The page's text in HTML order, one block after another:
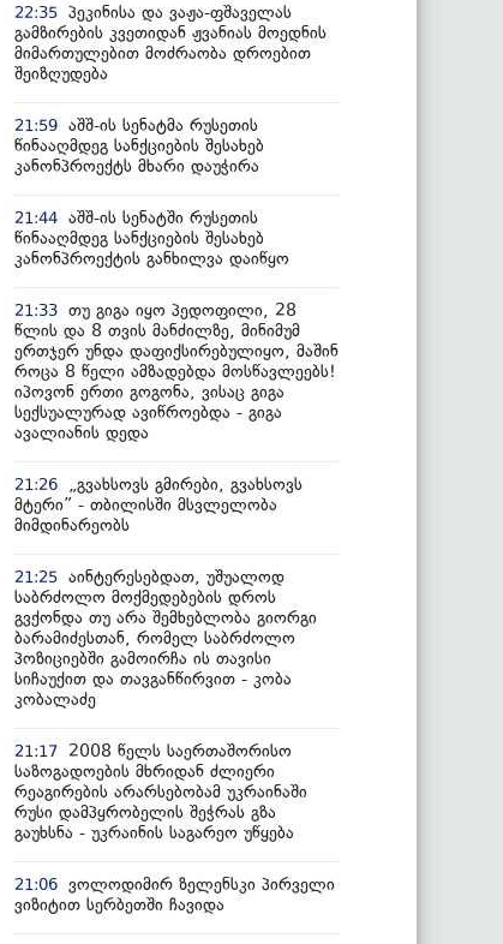
22:35 პეკინისა და ვაჟა-ფშაველას
გამზირების კვეთიდან ჟვანიას მოედნის
მიმართულებით მოძრაობა დროებით
შეიზღუდება
21:59 აშშ-ის სენატმა რუსეთის
წინააღმდეგ სანქციების შესახებ
კანონპროექტს მხარი დაუჭირა
21:44 აშშ-ის სენატში რუსეთის
წინააღმდეგ სანქციების შესახებ
კანონპროექტის განხილვა დაიწყო
21:33 თუ გიგა იყო პედოფილი, 28
წლის და 8 თვის მანძილზე, მინიმუმ
ერთჯერ უნდა დაფიქსირებულიყო, მაშინ
როცა 8 წელი ამზადებდა მოსწავლეებს!
იპოვონ ერთი გოგონა, ვისაც გიგა
სექსუალურად ავიწროებდა - გიგა
ავალიანის დედა
21:26
„გვახსოვს გმირები, გვახსოვს
მტერი” - თბილისში მსვლელობა
მიმდინარეობს
21:25 აინტერესებდათ, უშუალოდ
საბრძოლო მოქმედებების დროს
გვქონდა თუ არა შემხებლობა გიორგი
ბარამიძესთან, რომელ საბრძოლო
პოზიციებში გამოირჩა ის თავისი
სიჩაუქით და თავგანწირვით - კობა
კობალაძე
21:17
2008 წელს საერთაშორისო
საზოგადოების მხრიდან ძლიერი
რეაგირების არარსებობამ უკრაინაში
რუსი დამპყრობელის შეჭრას გზა
გაუხსნა - უკრაინის საგარეო უწყება
21:06 ვოლოდიმირ ზელენსკი პირველი
ვიზიტით სერბეთში ჩავიდა